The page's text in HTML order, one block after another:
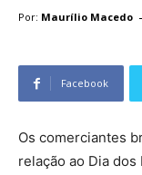
Por: Maurílio Macedo -
Facebook
Os comerciantes
relação ao Dia